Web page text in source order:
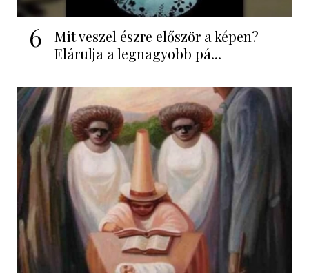
6
Mit veszel észre először a képen?
Elárulja a legnagyobb pá...